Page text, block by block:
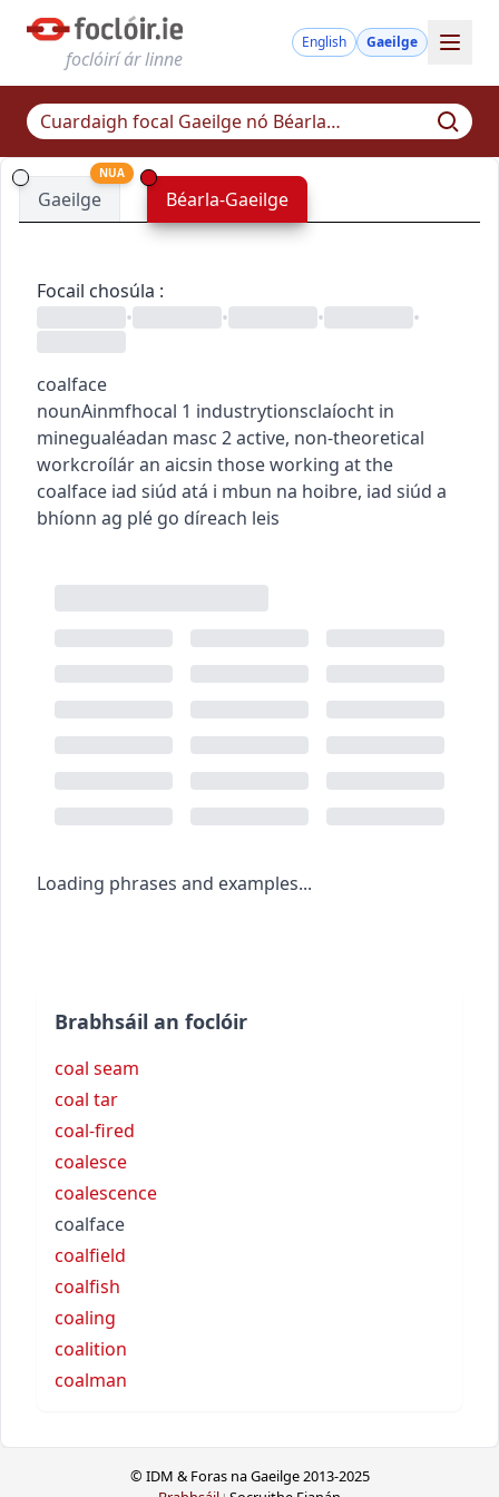
foclóirí ár linne
English Gaeilge
Gaeilge
NUA
Béarla-Gaeilge
Focail chosúla :
•
• • •
coalface
nounAinmfhocal 1 industrytionsclaíocht in
minegualéadan masc 2active, non-theoretical
workcroílár an aicsin those working at the
coalface iad siúd atá i mbun na hoibre, iad siúd a
bhíonn ag plé go díreach leis
Loading phrases and examples...
Brabhsáil an foclóir
coal seam
coal tar
coal-fired
coalesce
coalescence
coalface
coalfield
coalfish
coaling
coalition
coalman
© IDM & Foras na Gaeilge 2013-2025